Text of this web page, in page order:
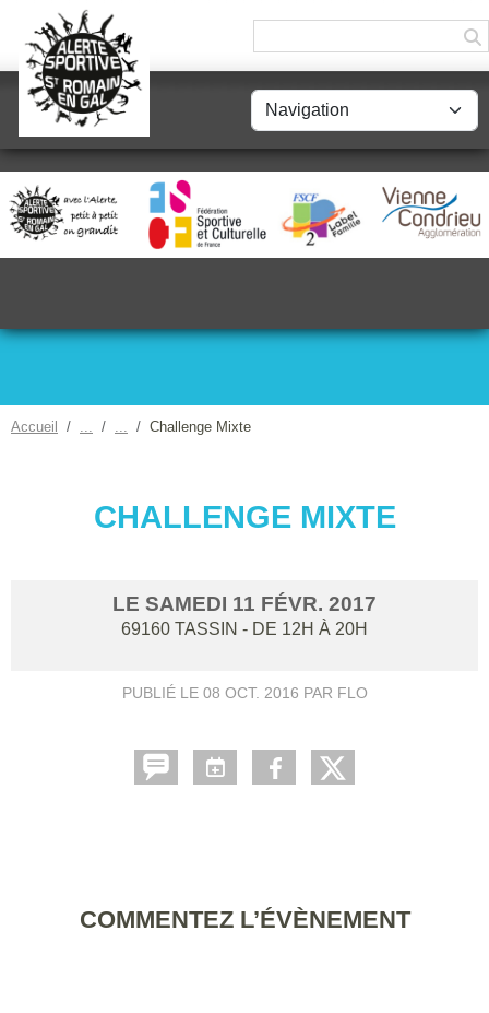
Accueil Challenge Mixte
CHALLENGE MIXTE
LE SAMEDI 11 FÉVR. 2017
69160 TASSIN - DE 12H À 20H
PUBLIÉ LE 08 OCT. 2016 PAR FLO
COMMENTEZ L’ÉVÈNEMENT
Panneau de gestion des cookies